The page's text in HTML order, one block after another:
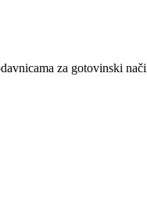
za gotovinski